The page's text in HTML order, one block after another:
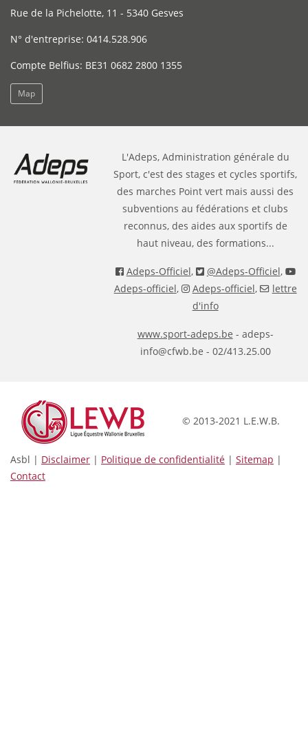
Rue de la Pichelotte, 11 - 5340 Gesves
N° d'entreprise: 0414.528.906
Compte Belfius: BE31 0682 2800 1355
Map
L'Adeps, Administration générale du
Sport, c'est des stages et cycles sportifs,
des marches Point vert mais aussi des
subventions au fédérations et clubs
reconnus, des aides aux sportifs de
haut niveau, des formations...
Adeps-Officiel, @Adeps-Officiel,
Adeps-officiel, Adeps-officiel,
lettre
d'info
www.sport-adeps.be - adeps-
info@cfwb.be - 02/413.25.00
© 2013-2021 L.E.W.B.
Asbl | Disclaimer | Politique de confidentialité | Sitemap |
Contact